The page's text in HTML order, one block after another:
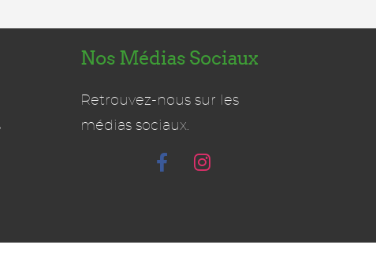
Nos Médias Sociaux
Retrouvez-nous sur les
médias sociaux.